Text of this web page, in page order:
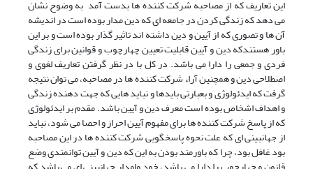
این تعاریف که از مصاحبه شرکت کننده ها بدست آمد به وضوح نشان
می دهد که زندگی کردن در جامعه ای که دین مدار بوده است در اندیشه
آن ها و تصوری که از آیین و دین داشته اند تاثیر گذار بوده است و بر این
باور هستندکه دین و آیین قابلیت تعیین چهارچوب و قوانین برای زندگی
فردی و جمعی را دارا می باشد. در کل با در نظر گرفتن تعاریف لغوی و
اصطلاحی دین و همچنین آراء شرکت کننده ها در مصاحبه، می توان نتیجه
گرفت که ایدئولوژی و بعبارتی بایدها و نباید هایی که جهت دهنده زندگی
و اهداف اشخاص بوده است معرف دین و آیین باشد. مقدم بر ایدئولوژی
که از پاسخ شرکت کننده ها برای مفهوم آیین احراز و احصا می شود، نباید
از جهانبینی ای که علت نحوه پاسخگویی شرکت کننده ها در این مصاحبه
بود غافل بود، چرا که باورمند بودن به این که دین و آیین توانمندی وضع